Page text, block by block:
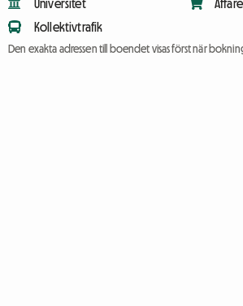
Universitet
Kollektivtrafik
Den exakta adressen till boendet visas först när